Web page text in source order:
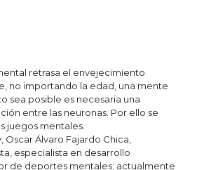
retrasa el envejecimiento
no importando la edad, una mente
sea posible es necesaria una
entre las neuronas. Por ello se
juegos mentales.
Oscar Álvaro Fajardo Chica,
especialista en desarrollo
de deportes mentales; actualmente